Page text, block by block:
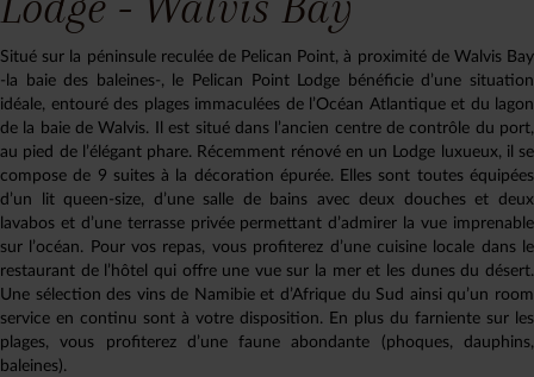
Situé sur la péninsule reculée de Pelican Point, à proximité de Walvis Bay
-la baie des baleines-, le Pelican Point Lodge bénéficie d’une situation
idéale, entouré des plages immaculées de l’Océan Atlantique et du lagon
de la baie de Walvis. Il est situé dans l’ancien centre de contrôle du port,
au pied de l’élégant phare. Récemment rénové en un Lodge luxueux, il se
compose de 9 suites à la décoration épurée. Elles sont toutes équipées
d’un lit queen-size, d’une salle de bains avec deux douches et deux
lavabos et d’une terrasse privée permettant d’admirer la vue imprenable
sur l’océan. Pour vos repas, vous profiterez d’une cuisine locale dans le
restaurant de l’hôtel qui offre une vue sur la mer et les dunes du désert.
Une sélection des vins de Namibie et d’Afrique du Sud ainsi qu’un room
service en continu sont à votre disposition. En plus du farniente sur les
plages, vous profiterez d’une faune abondante (phoques, dauphins,
baleines).